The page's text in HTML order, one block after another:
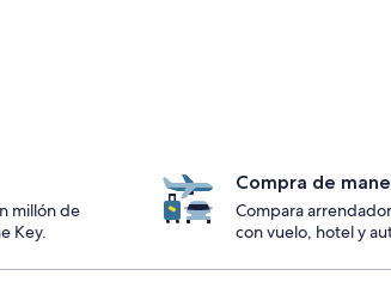
millón de
Key.
Compra de
Compara
con vuelo, hotel y